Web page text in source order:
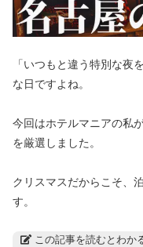
「いつもと違う特別な夜
な日ですよね。
今回はホテルマニアの私
を厳選しました。
クリスマスだからこそ、
す。
この記事を読むとわか